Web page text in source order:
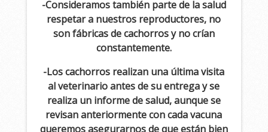
-Consideramos también parte de la salud
respetar a nuestros reproductores, no
son fábricas de cachorros y no crían
constantemente.
-Los cachorros realizan una última visita
al veterinario antes de su entrega y se
realiza un informe de salud, aunque se
revisan anteriormente con cada vacuna
queremos asegurarnos de que están bien